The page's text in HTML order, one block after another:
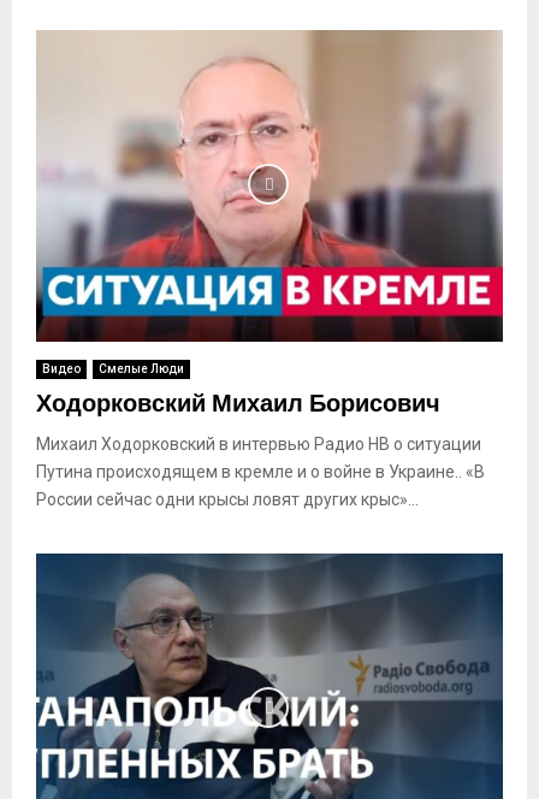
Видео Смелые Люди
Ходорковский Михаил Борисович
Михаил Ходорковский в интервью Радио НВ о ситуации
Путина происходящем в кремле и о войне в Украине.. «В
России сейчас одни крысы ловят других крыс»...